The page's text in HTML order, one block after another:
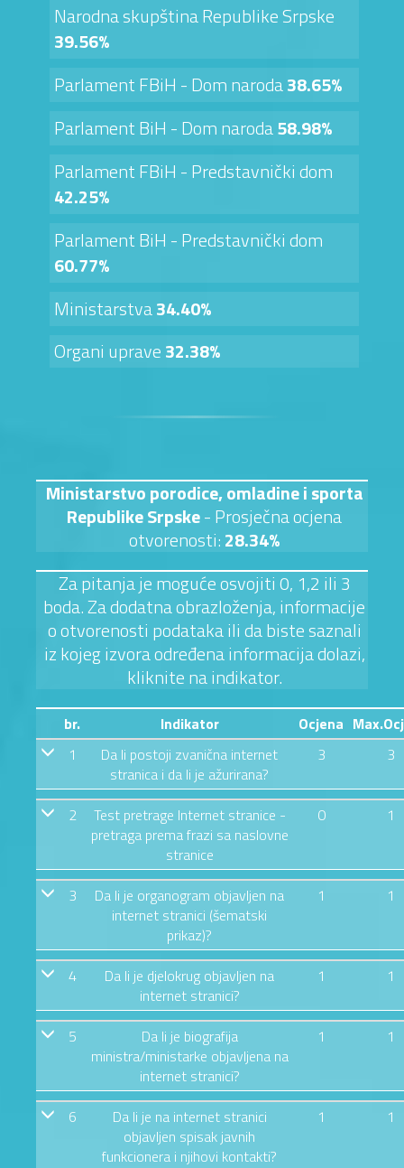
Narodna skupština Republike Srpske
39.56%
Parlament FBiH - Dom naroda38.65%
Parlament BiH - Dom naroda58.98%
Parlament FBiH - Predstavnički dom
42.25%
Parlament BiH - Predstavnički dom
60.77%
Ministarstva34.40%
Organi uprave32.38%
Ministarstvo porodice, omladine i sporta
Republike Srpske- Prosječna ocjena
otvorenosti:28.34%
Za pitanja je moguće osvojiti 0, 1,2 ili 3
boda. Za dodatna obrazloženja, informacije
o otvorenosti podataka ili da biste saznali
iz kojeg izvora određena informacija dolazi,
kliknite na indikator.
br. Indikator Ocjena
1
Da li postoji zvanična internet
stranica i da li je ažurirana?
3 3
2
Test pretrage Internet stranice -
pretraga prema frazi sa naslovne
stranice
0 1
3
Da li je organogram objavljen na
internet stranici (šematski
prikaz)?
1 1
4
Da li je djelokrug objavljen na
internet stranici?
1 1
5
Da li je biografija
ministra/ministarke objavljena na
internet stranici?
1 1
6
Da li je na internet stranici
objavljen spisak javnih
funkcionera i njihovi kontakti?
1 1